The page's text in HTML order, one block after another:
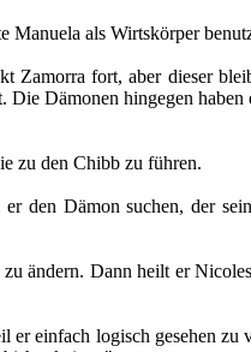
als Wirtskörper
fort, aber dieser
Dämonen hingegen
zu den Chibb zu führen.
den Dämon suchen, der
ändern. Dann heilt er
er einfach logisch gesehen